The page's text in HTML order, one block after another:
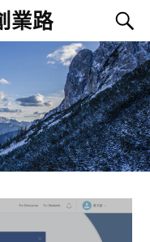
業路